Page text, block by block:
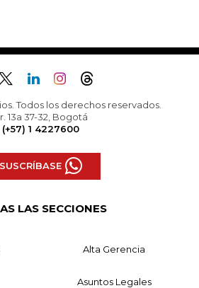
Todos los derechos reservados.
13a 37-32, Bogotá
(+57) 1 4227600
SUSCRÍBASE
LAS SECCIONES
Alta Gerencia
Asuntos Legales